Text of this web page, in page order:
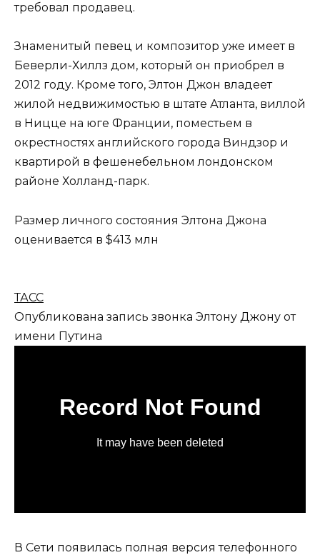
требовал продавец.
Знаменитый певец и композитор уже имеет в
Беверли-Хиллз дом, который он приобрел в
2012 году. Кроме того, Элтон Джон владеет
жилой недвижимостью в штате Атланта, виллой
в Ницце на юге Франции, поместьем в
окрестностях английского города Виндзор и
квартирой в фешенебельном лондонском
районе Холланд-парк.
Размер личного состояния Элтона Джона
оценивается в $413 млн
ТАСС
Опубликована запись звонка Элтону Джону от
имени Путина
В Сети появилась полная версия телефонного